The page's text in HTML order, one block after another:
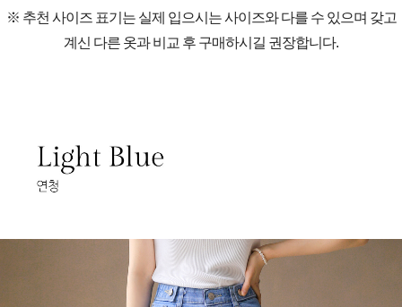
※ 추천 사이즈 표기는 실제 입으시는 사이즈와 다를 수 있으며 갖고
계신 다른 옷과 비교 후 구매하시길 권장합니다.